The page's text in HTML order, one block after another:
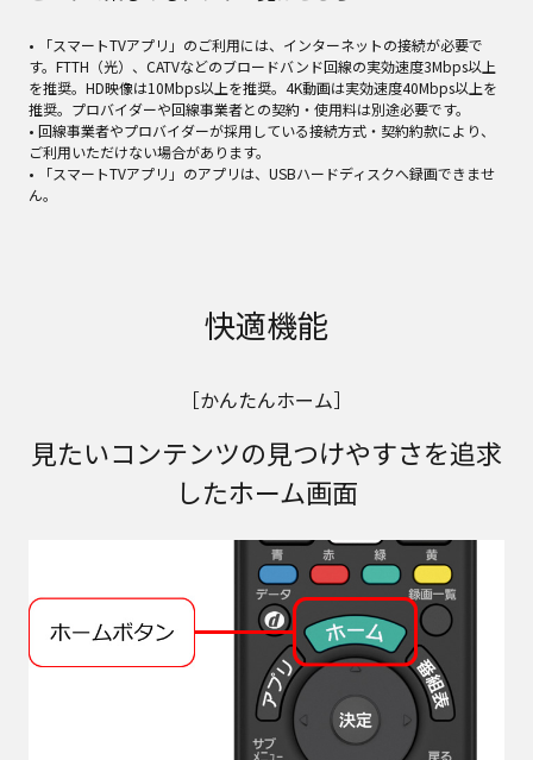
• 「スマートTVアプリ」のご利用には、インターネットの接続が必要で
す。FTTH（光）、CATVなどのブロードバンド回線の実効速度3Mbps以上
を推奨。HD映像は10Mbps以上を推奨。4K動画は実効速度40Mbps以上を
推奨。プロバイダーや回線事業者との契約・使用料は別途必要です。
• 回線事業者やプロバイダーが採用している接続方式・契約約款により、
ご利用いただけない場合があります。
• 「スマートTVアプリ」のアプリは、USBハードディスクへ録画できませ
ん。
快適機能
［かんたんホーム］
見たいコンテンツの見つけやすさを追求
したホーム画面